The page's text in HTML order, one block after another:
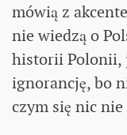
mówią z
nie wiedzą o
historii Polonii,
ignorancję, bo
czym się nic nie